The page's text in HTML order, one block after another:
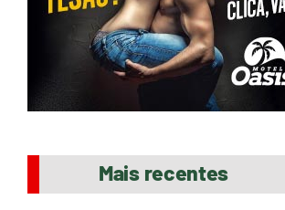
Mais recentes